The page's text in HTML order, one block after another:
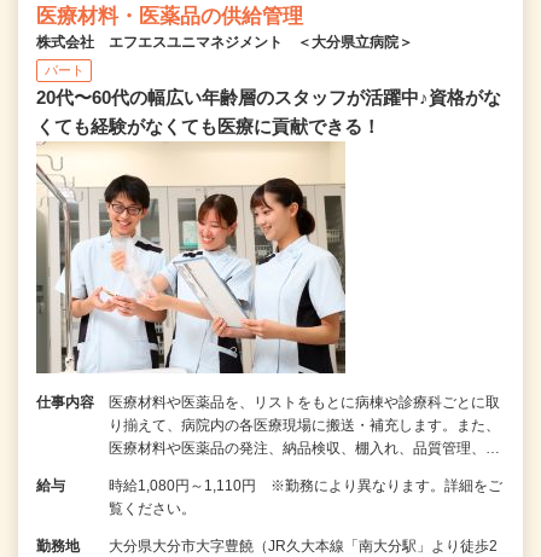
医療材料・医薬品の供給管理
株式会社 エフエスユニマネジメント ＜大分県立病院＞
パート
20代〜60代の幅広い年齢層のスタッフが活躍中♪資格がな
くても経験がなくても医療に貢献できる！
仕事内容
医療材料や医薬品を、リストをもとに病棟や診療科ごとに取
り揃えて、病院内の各医療現場に搬送・補充します。また、
医療材料や医薬品の発注、納品検収、棚入れ、品質管理、…
給与
時給1,080円～1,110円 ※勤務により異なります。詳細をご
覧ください。
勤務地
大分県大分市大字豊饒（JR久大本線「南大分駅」より徒歩2